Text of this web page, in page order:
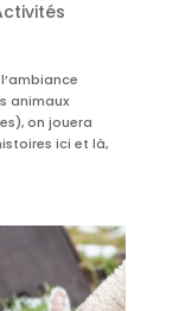
animaux
on jouera
ici et là,